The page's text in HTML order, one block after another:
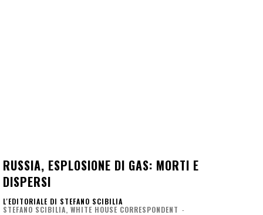
RUSSIA, ESPLOSIONE DI GAS: MORTI E
DISPERSI
L'EDITORIALE DI STEFANO SCIBILIA
STEFANO SCIBILIA, WHITE HOUSE CORRESPONDENT -